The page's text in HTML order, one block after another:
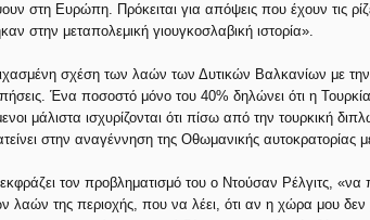
στη Ευρώπη. Πρόκειται για απόψεις που έχουν τις
στην μεταπολεμική γιουγκοσλαβική ιστορία».
σχέση των λαών των Δυτικών Βαλκανίων με την
Ένα ποσοστό μόνο του 40% δηλώνει ότι η Τουρκία
μάλιστα ισχυρίζονται ότι πίσω από την τουρκική
στην αναγέννηση της Οθωμανικής αυτοκρατορίας
τον προβληματισμό του ο Ντούσαν Ρέλγιτς, «να
λαών της περιοχής, που να λέει, ότι αν η χώρα μου